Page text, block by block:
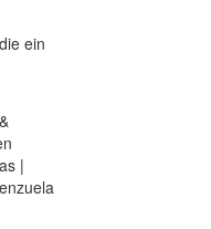
ein
|